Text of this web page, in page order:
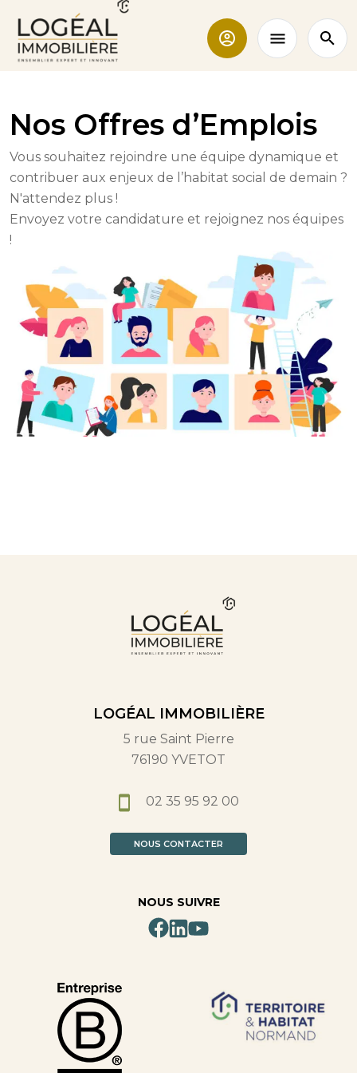
Nos Offres d’Emplois
Vous souhaitez rejoindre une équipe dynamique et
contribuer aux enjeux de l’habitat social de demain ?
N'attendez plus !
Envoyez votre candidature et rejoignez nos équipes
!
LOGÉAL IMMOBILIÈRE
5 rue Saint Pierre
76190 YVETOT
02 35 95 92 00
NOUS CONTACTER
NOUS SUIVRE